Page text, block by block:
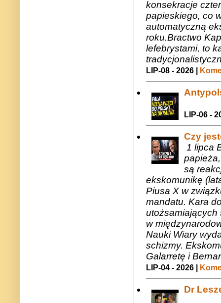
konsekracje
papieskiego, co
automatyczną
roku.Bractwo
lefebrystami, to
LIP-08 - 2026 |
LIP-06 -
Czy
1 lipca
są
ekskomunikę
Piusa X w
mandatu. Kara
utożsamiających
w
Nauki Wiary
schizmy.
Galarretę i
LIP-04 - 2026 |
Dr